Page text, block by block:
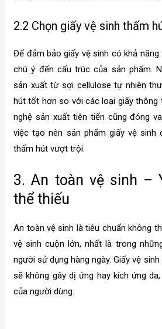
2.2 Chọn giấy vệ sinh thấm
Để đảm bảo giấy vệ sinh có khả
chú ý đến cấu trúc của sản phẩm.
sản xuất từ sợi cellulose tự nhiên
hút tốt hơn so với các loại giấy thông
nghệ sản xuất tiên tiến cũng đóng
việc tạo nên sản phẩm giấy vệ sinh
thấm hút vượt trội.
3. An toàn vệ sinh –
thể thiếu
An toàn vệ sinh là tiêu chuẩn không
vệ sinh cuộn lớn, nhất là trong
người sử dụng hàng ngày. Giấy vệ
sẽ không gây dị ứng hay kích ứng
của người dùng.